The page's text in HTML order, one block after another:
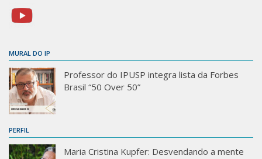
MURAL DO IP
Professor do IPUSP integra lista da Forbes
Brasil “50 Over 50”
PERFIL
Maria Cristina Kupfer: Desvendando a mente